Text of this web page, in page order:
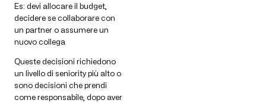
Es: devi allocare il budget,
decidere se collaborare con
un partner o assumere un
nuovo collega
Queste decisioni richiedono
un livello di seniority più alto o
sono decisioni che prendi
come responsabile, dopo aver